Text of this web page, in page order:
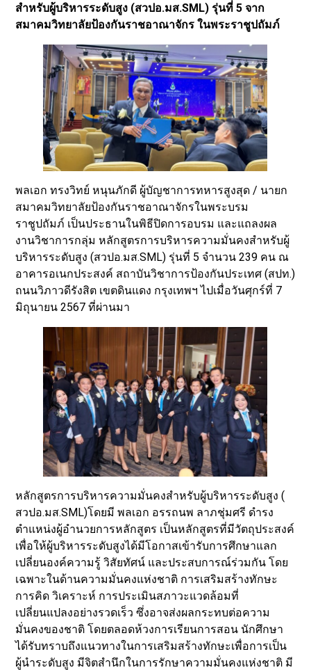
สำหรับผู้บริหารระดับสูง (สวปอ.มส.SML) รุ่นที่ 5 จาก
สมาคมวิทยาลัยป้องกันราชอาณาจักร ในพระราชูปถัมภ์
พลเอก ทรงวิทย์ หนุนภักดี ผู้บัญชาการทหารสูงสุด / นายก
สมาคมวิทยาลัยป้องกันราชอาณาจักรในพระบรม
ราชูปถัมภ์ เป็นประธานในพิธีปิดการอบรม และแถลงผล
งานวิชาการกลุ่ม หลักสูตรการบริหารความมั่นคงสำหรับผู้
บริหารระดับสูง (สวปอ.มส.SML) รุ่นที่ 5 จำนวน 239 คน ณ
อาคารอเนกประสงค์ สถาบันวิชาการป้องกันประเทศ (สปท.)
ถนนวิภาวดีรังสิต เขตดินแดง กรุงเทพฯ ไปเมื่อวันศุกร์ที่ 7
มิถุนายน 2567 ที่ผ่านมา
หลักสูตรการบริหารความมั่นคงสำหรับผู้บริหารระดับสูง (
สวปอ.มส.SML)โดยมี พลเอก อรรถนพ ลาภชุ่มศรี ดำรง
ตำแหน่งผู้อำนวยการหลักสูตร เป็นหลักสูตรที่มีวัตถุประสงค์
เพื่อให้ผู้บริหารระดับสูงได้มีโอกาสเข้ารับการศึกษาแลก
เปลี่ยนองค์ความรู้ วิสัยทัศน์ และประสบการณ์ร่วมกัน โดย
เฉพาะในด้านความมั่นคงแห่งชาติ การเสริมสร้างทักษะ
การคิด วิเคราะห์ การประเมินสภาวะแวดล้อมที่
เปลี่ยนแปลงอย่างรวดเร็ว ซึ่งอาจส่งผลกระทบต่อความ
มั่นคงของชาติ โดยตลอดห้วงการเรียนการสอน นักศึกษา
ได้รับทราบถึงแนวทางในการเสริมสร้างทักษะเพื่อการเป็น
ผู้นำระดับสูง มีจิตสำนึกในการรักษาความมั่นคงแห่งชาติ มี